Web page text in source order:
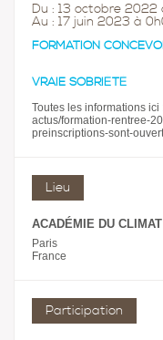
Du : 13 octobre 2022
Au : 17 juin 2023 à
FORMATION
VRAIE SOBRIÉTÉ
Toutes les informations
actus/formation-rentree-
preinscriptions-sont-
Lieu
ACADÉMIE DU
Paris
France
Participation